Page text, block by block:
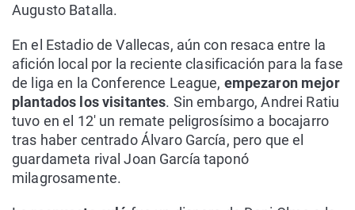
Augusto Batalla.
En el Estadio de Vallecas, aún con resaca entre la
afición local por la reciente clasificación para la fase
de liga en la Conference League, empezaron mejor
plantados los visitantes. Sin embargo, Andrei Ratiu
tuvo en el 12' un remate peligrosísimo a bocajarro
tras haber centrado Álvaro García, pero que el
guardameta rival Joan García taponó
milagrosamente.